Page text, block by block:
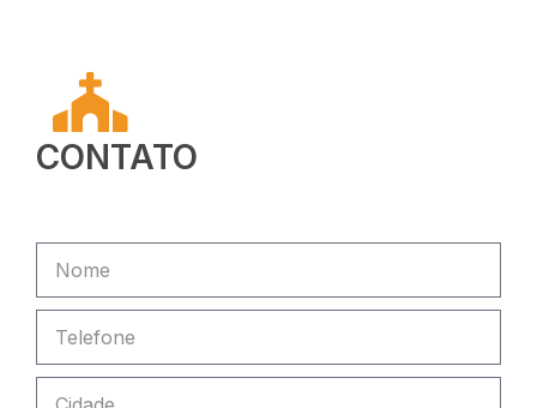
CONTATO